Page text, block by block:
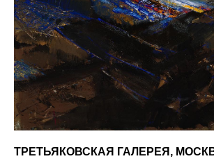
ТРЕТЬЯКОВСКАЯ ГАЛЕРЕЯ,